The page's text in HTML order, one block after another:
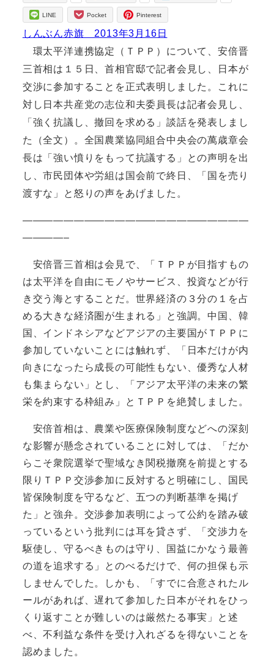
LINE Pocket Pinterest
しんぶん赤旗 2013年3月16日
環太平洋連携協定（ＴＰＰ）について、安倍晋
三首相は１５日、首相官邸で記者会見し、日本が
交渉に参加することを正式表明しました。これに
対し日本共産党の志位和夫委員長は記者会見し、
「強く抗議し、撤回を求める」談話を発表しまし
た（全文）。全国農業協同組合中央会の萬歳章会
長は「強い憤りをもって抗議する」との声明を出
し、市民団体や労組は国会前で終日、「国を売り
渡すな」と怒りの声をあげました。
——————————————————————
————–
安倍晋三首相は会見で、「ＴＰＰが目指すもの
は太平洋を自由にモノやサービス、投資などが行
き交う海とすることだ。世界経済の３分の１を占
める大きな経済圏が生まれる」と強調。中国、韓
国、インドネシアなどアジアの主要国がＴＰＰに
参加していないことには触れず、「日本だけが内
向きになったら成長の可能性もない、優秀な人材
も集まらない」とし、「アジア太平洋の未来の繁
栄を約束する枠組み」とＴＰＰを絶賛しました。
安倍首相は、農業や医療保険制度などへの深刻
な影響が懸念されていることに対しては、「だか
らこそ衆院選挙で聖域なき関税撤廃を前提とする
限りＴＰＰ交渉参加に反対すると明確にし、国民
皆保険制度を守るなど、五つの判断基準を掲げ
た」と強弁。交渉参加表明によって公約を踏み破
っているという批判には耳を貸さず、「交渉力を
駆使し、守るべきものは守り、国益にかなう最善
の道を追求する」とのべるだけで、何の担保も示
しませんでした。しかも、「すでに合意されたル
ールがあれば、遅れて参加した日本がそれをひっ
くり返すことが難しいのは厳然たる事実」と述
べ、不利益な条件を受け入れざるを得ないことを
認めました。